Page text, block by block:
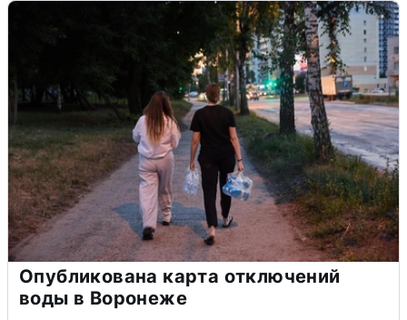
Опубликована карта отключений
воды в Воронеже